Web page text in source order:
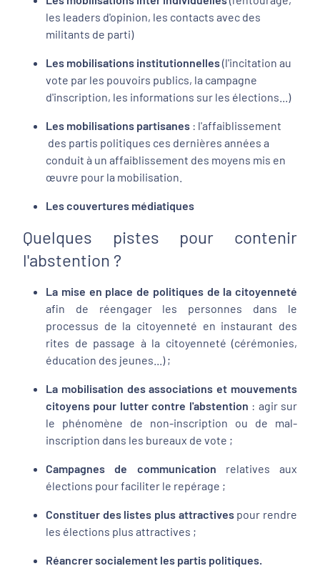
les leaders d'opinion, les contacts avec des
militants de parti)
Les mobilisations institutionnelles(l'incitation au
vote par les pouvoirs publics, la campagne
d'inscription, les informations sur les élections...)
Les mobilisations partisanes : l'affaiblissement
des partis politiques ces dernières années a
conduit à un affaiblissement des moyens mis en
œuvre pour la mobilisation.
Les couvertures médiatiques
Quelques pistes pour contenir
l'abstention ?
La mise en place de politiques de la citoyenneté
afin de réengager les personnes dans le
processus de la citoyenneté en instaurant des
rites de passage à la citoyenneté (cérémonies,
éducation des jeunes...) ;
La mobilisation des associations et mouvements
citoyens pour lutter contre l'abstention : agir sur
le phénomène de non-inscription ou de mal-
inscription dans les bureaux de vote ;
Campagnes de communication relatives aux
élections pour faciliter le repérage ;
Constituer des listes plus attractivespour rendre
les élections plus attractives ;
Réancrer socialement les partis politiques.